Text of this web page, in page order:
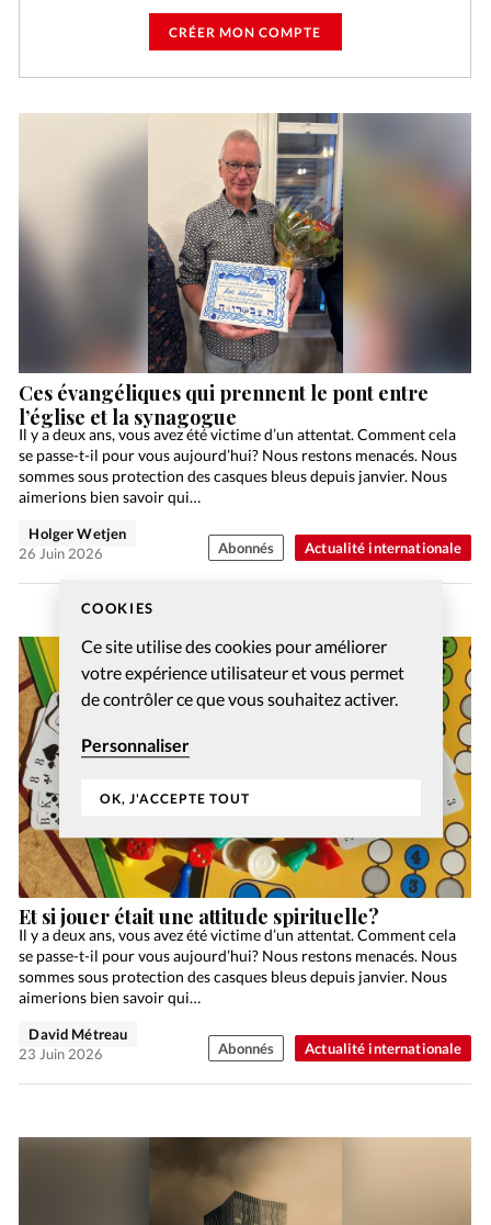
COOKIES
Ce site utilise des cookies pour améliorer
votre expérience utilisateur et vous permet
de contrôler ce que vous souhaitez activer.
Personnaliser
OK, J'ACCEPTE TOUT
CRÉER MON COMPTE
Actualité internationale
Ces évangéliques qui prennent le pont entre
l’église et la synagogue
Il y a deux ans, vous avez été victime d’un attentat. Comment cela
se passe-t-il pour vous aujourd’hui? Nous restons menacés. Nous
sommes sous protection des casques bleus depuis janvier. Nous
aimerions bien savoir qui…
Holger Wetjen
26 Juin 2026
Abonnés
Actualité internationale
Et si jouer était une attitude spirituelle?
Il y a deux ans, vous avez été victime d’un attentat. Comment cela
se passe-t-il pour vous aujourd’hui? Nous restons menacés. Nous
sommes sous protection des casques bleus depuis janvier. Nous
aimerions bien savoir qui…
David Métreau
23 Juin 2026
Abonnés